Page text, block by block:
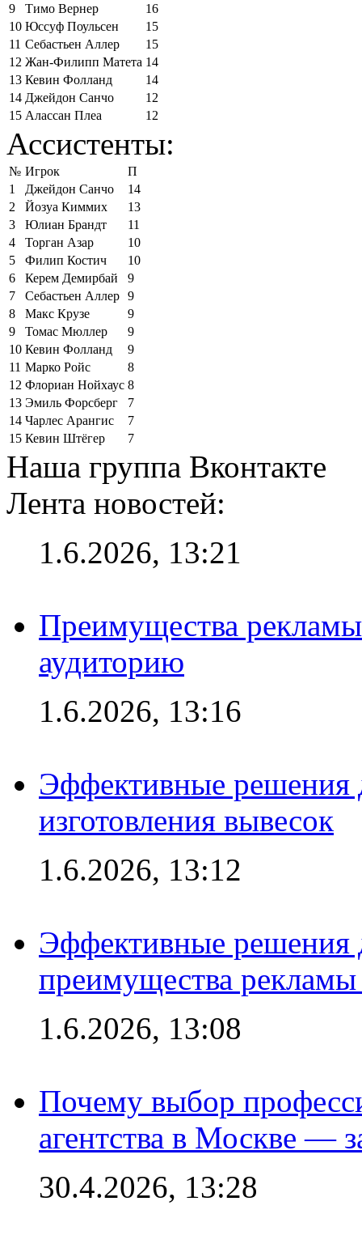
9
Тимо Вернер
16
10 Юссуф Поульсен
15
11 Себастьен Аллер
15
12 Жан-Филипп Матета 14
13 Кевин Фолланд
14
14 Джейдон Санчо
12
15 Алассан Плеа 12
Ассистенты:
№ Игрок
П
1
Джейдон Санчо
14
2
Йозуа Киммих
13
3
Юлиан Брандт
11
4
Торган Азар
10
5
Филип Костич
10
6
Керем Демирбай
9
7
Себастьен Аллер 9
8
Макс Крузе
9
9
Томас Мюллер
9
10 Кевин Фолланд
9
11 Марко Ройс
8
12 Флориан Нойхаус 8
13 Эмиль Форсберг
7
14 Чарлес Арангис
7
15 Кевин Штёгер 7
Наша группа Вконтакте
Лента новостей:
1.6.2026, 13:21
Преимущества
аудиторию
1.6.2026, 13:16
Эффективные решения
изготовления вывесок
1.6.2026, 13:12
Эффективные решения
преимущества рекламы
1.6.2026, 13:08
Почему выбор
агентства в Москве —
30.4.2026, 13:28